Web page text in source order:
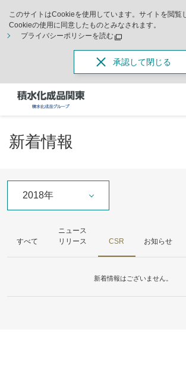
このサイトはCookieを使用しています。サイトを閲覧
Cookieの使用に同意したものとみなされます。
プライバシーポリシーを読む
承認して閉じる
新着情報
2018年
すべて
ニュース
リリース
CSR お知らせ
新着情報はございません。